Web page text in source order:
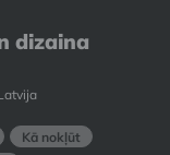
dizaina
Kā nokļūt